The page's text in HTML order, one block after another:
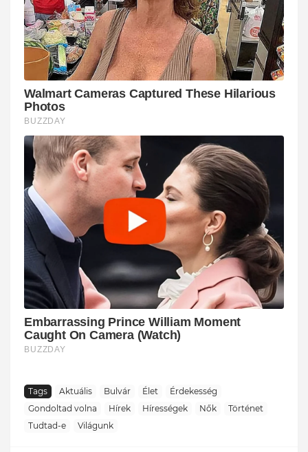
Tags Aktuális Bulvár Élet
Érdekesség
Gondoltad volna
Hírek Hírességek Nők
Történet
Tudtad-e
Világunk